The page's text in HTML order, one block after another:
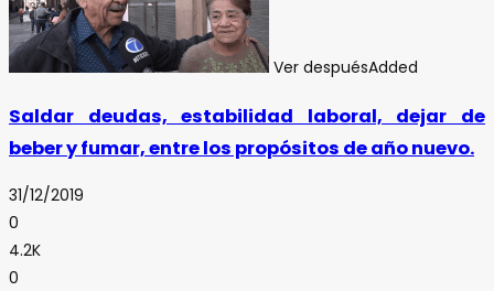
Ver despuésAdded
Saldar deudas, estabilidad laboral, dejar de
beber y fumar, entre los propósitos de año nuevo.
31/12/2019
0
4.2K
0